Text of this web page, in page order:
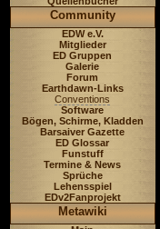
Community
EDW e.V.
Mitglieder
ED Gruppen
Galerie
Forum
Earthdawn-Links
Conventions
Software
Bögen, Schirme, Kladden
Barsaiver Gazette
ED Glossar
Funstuff
Termine & News
Sprüche
Lehensspiel
EDv2Fanprojekt
Metawiki